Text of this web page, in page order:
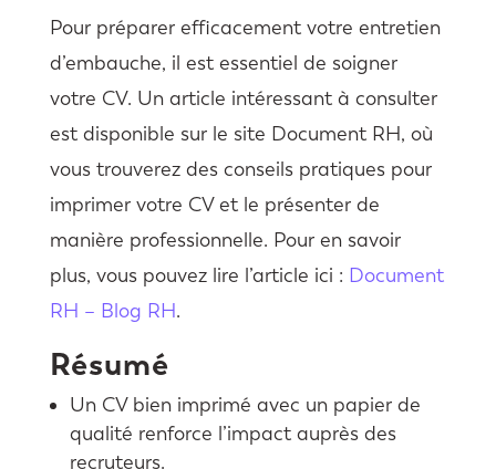
Pour préparer efficacement votre entretien
d’embauche, il est essentiel de soigner
votre CV. Un article intéressant à consulter
est disponible sur le site Document RH, où
vous trouverez des conseils pratiques pour
imprimer votre CV et le présenter de
manière professionnelle. Pour en savoir
plus, vous pouvez lire l’article ici : Document
RH – Blog RH.
Résumé
Un CV bien imprimé avec un papier de
qualité renforce l’impact auprès des
recruteurs.